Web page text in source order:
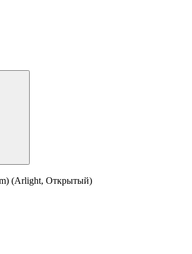
(Arlight, Открытый)